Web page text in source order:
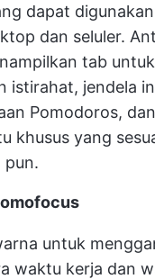
dapat
dan seluler.
tab
istirahat, jendela
Pomodoros,
khusus yang
pun.
untuk
waktu kerja dan